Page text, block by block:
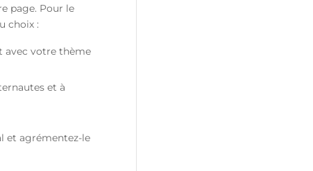
page. Pour le
choix :
avec votre thème
et à
et agrémentez-le